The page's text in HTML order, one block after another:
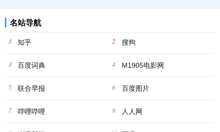
名站导航
1 知乎 2 搜狗
3 百度词典 4 M1905电影网
5 联合早报 6 百度图片
7 哔哩哔哩 8 人人网